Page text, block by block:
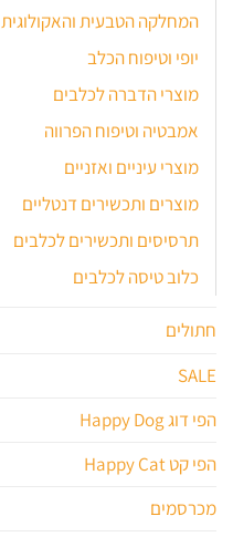
המחלקה הטבעית והאקולוגית
יופי וטיפוח הכלב
מוצרי הדברה לכלבים
אמבטיה וטיפוח הפרווה
מוצרי עיניים ואזניים
מוצרים ותכשירים דנטליים
תרסיסים ותכשירים לכלבים
כלוב טיסה לכלבים
חתולים
SALE
הפי דוג Happy Dog
הפי קט Happy Cat
מכרסמים